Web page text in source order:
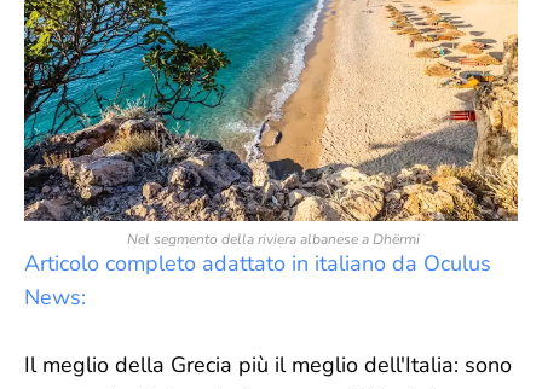
Nel segmento della riviera albanese a Dhërmi
Articolo completo adattato in italiano da Oculus
News:
Il meglio della Grecia più il meglio dell'Italia: sono